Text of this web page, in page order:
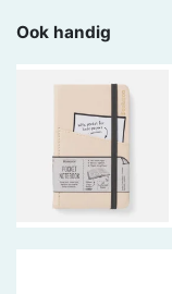
Ook handig